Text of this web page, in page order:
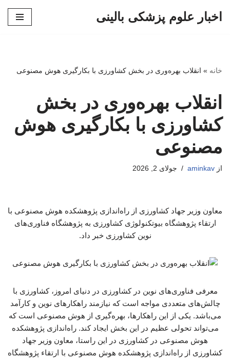
اخبار علوم پزشکی بالینی
خانه » انقلاب بهره‌وری در بخش کشاورزی با بکارگیری هوش مصنوعی
انقلاب بهره‌وری در بخش
کشاورزی با بکارگیری هوش
مصنوعی
از aminkav جولای 2, 2026
معاون وزیر جهاد کشاورزی از راه‌اندازی پژوهشکده هوش مصنوعی با
ارتقاء پژوهشگاه بیوتکنولوژی کشاورزی به پژوهشگاه فناوری‌های
نوین کشاورزی خبر داد.
معرفی فناوری‌های نوین در کشاورزی در دنیای امروز، کشاورزی با
چالش‌های متعددی مواجه است که نیازمند راهکارهای نوین و کارآمد
می‌باشد. یکی از این راهکارها، بهره‌گیری از هوش مصنوعی است که
می‌تواند تحولی عظیم در این بخش ایجاد کند. راه‌اندازی پژوهشکده
هوش مصنوعی در کشاورزی در این راستا، معاون وزیر جهاد
کشاورزی از راه‌اندازی پژوهشکده هوش مصنوعی با ارتقاء پژوهشگاه